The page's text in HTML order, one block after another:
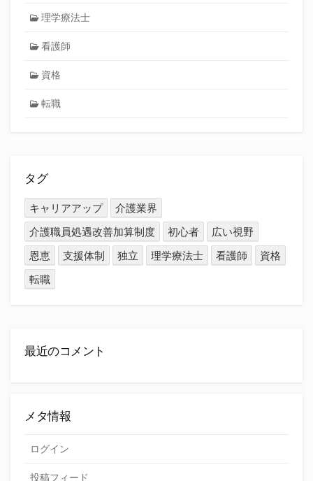
理学療法士
看護師
資格
転職
タグ
キャリアアップ
介護業界
介護職員処遇改善加算制度
初心者
広い視野
恩恵
支援体制 独立 理学療法士 看護師
資格
転職
最近のコメント
メタ情報
ログイン
投稿フィード